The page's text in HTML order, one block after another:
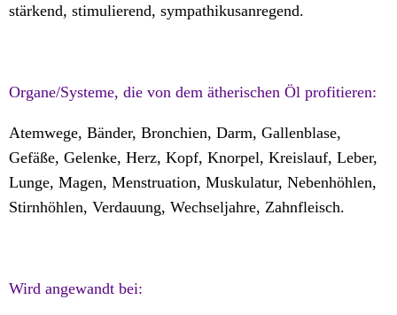
stärkend, stimulierend, sympathikusanregend.
Organe/Systeme, die von dem ätherischen Öl profitieren:
Atemwege, Bänder, Bronchien, Darm, Gallenblase,
Gefäße, Gelenke, Herz, Kopf, Knorpel, Kreislauf, Leber,
Lunge, Magen, Menstruation, Muskulatur, Nebenhöhlen,
Stirnhöhlen, Verdauung, Wechseljahre, Zahnfleisch.
Wird angewandt bei: